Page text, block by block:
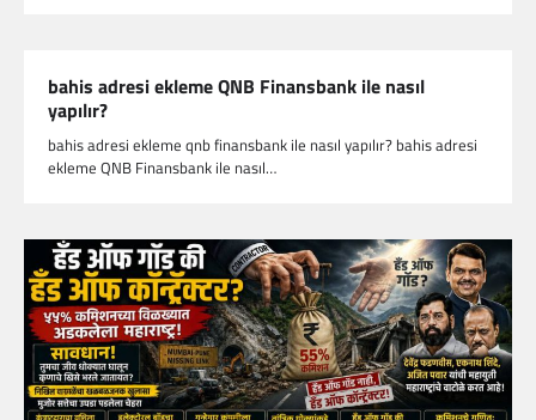
bahis adresi ekleme QNB Finansbank ile nasıl
yapılır?
bahis adresi ekleme qnb finansbank ile nasıl yapılır? bahis adresi
ekleme QNB Finansbank ile nasıl…